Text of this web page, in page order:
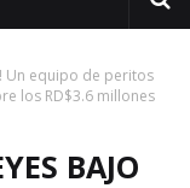
! Un equipo de peritos
los RD$3.6 millones
BAJO